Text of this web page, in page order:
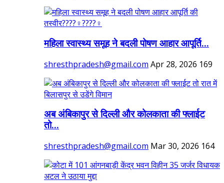
महिला स्वास्थ्य समूह ने बदली पोषण आहार आपूर्ति...
shresthpradesh@gmail.com Apr 28, 2026 169
अब अंबिकापुर से दिल्ली और कोलकाता की फ्लाईट
तो...
shresthpradesh@gmail.com Mar 30, 2026 164